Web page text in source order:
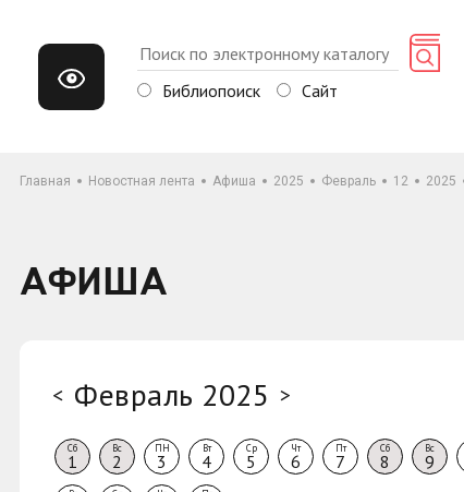
Библиопоиск Сайт
Главная Новостная лента Афиша 2025 Февраль 12 2025
АФИША
< Февраль 2025 >
Сб
1
Вс
2
ПН
3
Вт
4
Ср
5
Чт
6
Пт
7
Сб
8
Вс
9